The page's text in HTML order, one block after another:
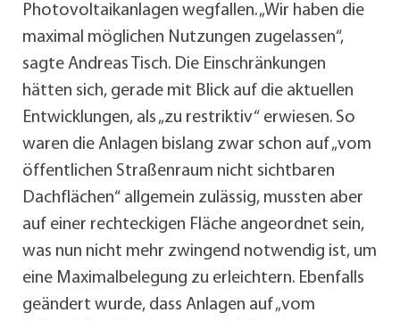
Photovoltaikanlagen wegfallen. „Wir haben die
maximal möglichen Nutzungen zugelassen“,
sagte Andreas Tisch. Die Einschränkungen
hätten sich, gerade mit Blick auf die aktuellen
Entwicklungen, als „zu restriktiv“ erwiesen. So
waren die Anlagen bislang zwar schon auf „vom
öffentlichen Straßenraum nicht sichtbaren
Dachflächen“ allgemein zulässig, mussten aber
auf einer rechteckigen Fläche angeordnet sein,
was nun nicht mehr zwingend notwendig ist, um
eine Maximalbelegung zu erleichtern. Ebenfalls
geändert wurde, dass Anlagen auf „vom